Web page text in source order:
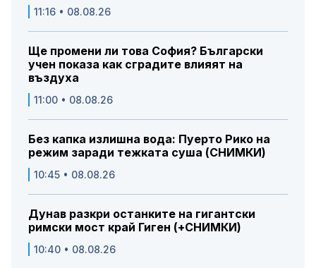
11:16 • 08.08.26
Ще промени ли това София? Български
учен показа как сградите влияят на
въздуха
11:00 • 08.08.26
Без капка излишна вода: Пуерто Рико на
режим заради тежката суша (СНИМКИ)
10:45 • 08.08.26
Дунав разкри останките на гигантски
римски мост край Гиген (+СНИМКИ)
10:40 • 08.08.26